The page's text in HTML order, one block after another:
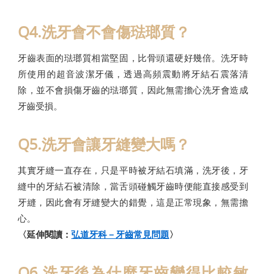
Q4.洗牙會不會傷琺瑯質？
牙齒表面的琺瑯質相當堅固，比骨頭還硬好幾倍。洗牙時
所使用的超音波潔牙儀，透過高頻震動將牙結石震落清
除，並不會損傷牙齒的琺瑯質，因此無需擔心洗牙會造成
牙齒受損。
Q5.洗牙會讓牙縫變大嗎？
其實牙縫一直存在，只是平時被牙結石填滿，洗牙後，牙
縫中的牙結石被清除，當舌頭碰觸牙齒時便能直接感受到
牙縫，因此會有牙縫變大的錯覺，這是正常現象，無需擔
心。
〈延伸閱讀： 弘道牙科－牙齒常見問題〉